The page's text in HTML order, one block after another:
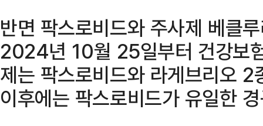
반면 팍스로비드와 주사제 베클
2024년 10월 25일부터 건강보
제는 팍스로비드와 라게브리오
이후에는 팍스로비드가 유일한